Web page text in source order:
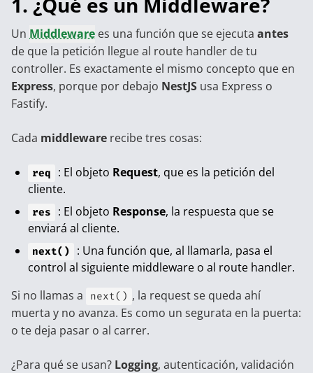
Un Middleware es una función que se ejecuta antes
de que la petición llegue al route handler de tu
controller. Es exactamente el mismo concepto que en
Express, porque por debajo NestJS usa Express o
Fastify.
Cada middleware recibe tres cosas:
req : El objeto Request, que es la petición del
cliente.
res : El objeto Response, la respuesta que se
enviará al cliente.
next()
: Una función que, al llamarla, pasa el
control al siguiente middleware o al route handler.
Si no llamas a
next() , la request se queda ahí
muerta y no avanza. Es como un segurata en la puerta:
o te deja pasar o al carrer.
¿Para qué se usan? Logging, autenticación, validación